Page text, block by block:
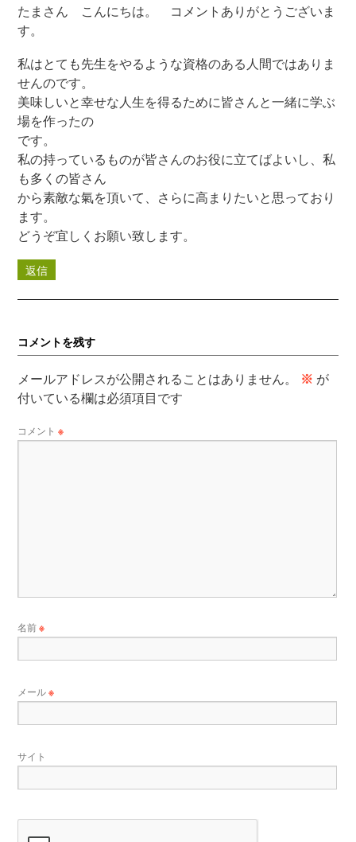
たまさん こんにちは。 コメントありがとうございま
す。
私はとても先生をやるような資格のある人間ではありま
せんのです。
美味しいと幸せな人生を得るために皆さんと一緒に学ぶ
場を作ったの
です。
私の持っているものが皆さんのお役に立てばよいし、私
も多くの皆さん
から素敵な氣を頂いて、さらに高まりたいと思っており
ます。
どうぞ宜しくお願い致します。
返信
コメントを残す
メールアドレスが公開されることはありません。 ※ が
付いている欄は必須項目です
コメント※
名前※
メール※
サイト